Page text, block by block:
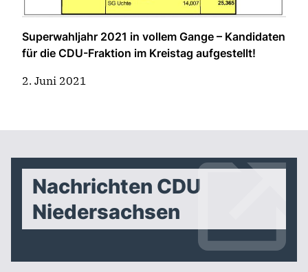
Superwahljahr 2021 in vollem Gange – Kandidaten
für die CDU-Fraktion im Kreistag aufgestellt!
2. Juni 2021
Nachrichten CDU
Niedersachsen